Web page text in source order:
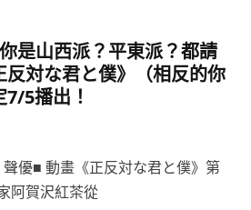
是山西派？平東派？都請
対な君と僕》（相反的你
5播出！
優■ 動畫《正反対な君と僕》第
阿賀沢紅茶從